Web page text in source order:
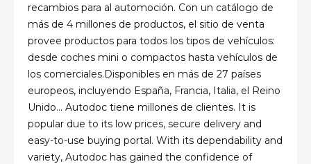
recambios para al automoción. Con un catálogo de
más de 4 millones de productos, el sitio de venta
provee productos para todos los tipos de vehículos:
desde coches mini o compactos hasta vehículos de
los comerciales.Disponibles en más de 27 países
europeos, incluyendo España, Francia, Italia, el Reino
Unido... Autodoc tiene millones de clientes. It is
popular due to its low prices, secure delivery and
easy-to-use buying portal. With its dependability and
variety, Autodoc has gained the confidence of